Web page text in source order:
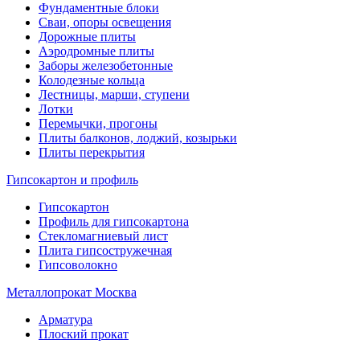
Фундаментные блоки
Сваи, опоры освещения
Дорожные плиты
Аэродромные плиты
Заборы железобетонные
Колодезные кольца
Лестницы, марши, ступени
Лотки
Перемычки, прогоны
Плиты балконов, лоджий, козырьки
Плиты перекрытия
Гипсокартон и профиль
Гипсокартон
Профиль для гипсокартона
Стекломагниевый лист
Плита гипсостружечная
Гипсоволокно
Металлопрокат Москва
Арматура
Плоский прокат